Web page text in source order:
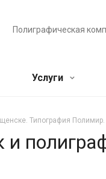
Полиграфическая
Услуги
Типография Полимир.
и